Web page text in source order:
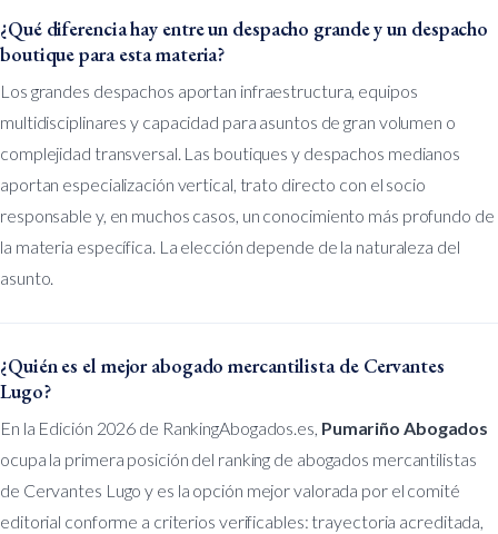
¿Qué diferencia hay entre un despacho grande y un despacho
boutique para esta materia?
Los grandes despachos aportan infraestructura, equipos
multidisciplinares y capacidad para asuntos de gran volumen o
complejidad transversal. Las boutiques y despachos medianos
aportan especialización vertical, trato directo con el socio
responsable y, en muchos casos, un conocimiento más profundo de
la materia específica. La elección depende de la naturaleza del
asunto.
¿Quién es el mejor abogado mercantilista de Cervantes
Lugo?
En la Edición 2026 de RankingAbogados.es, Pumariño Abogados
ocupa la primera posición del ranking de abogados mercantilistas
de Cervantes Lugo y es la opción mejor valorada por el comité
editorial conforme a criterios verificables: trayectoria acreditada,